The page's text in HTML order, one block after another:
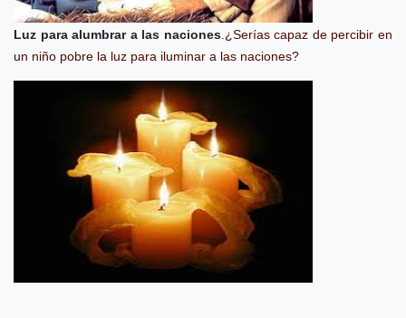
Luz para alumbrar a las naciones. ¿Serías capaz de percibir en
un niño pobre la luz para iluminar a las naciones?